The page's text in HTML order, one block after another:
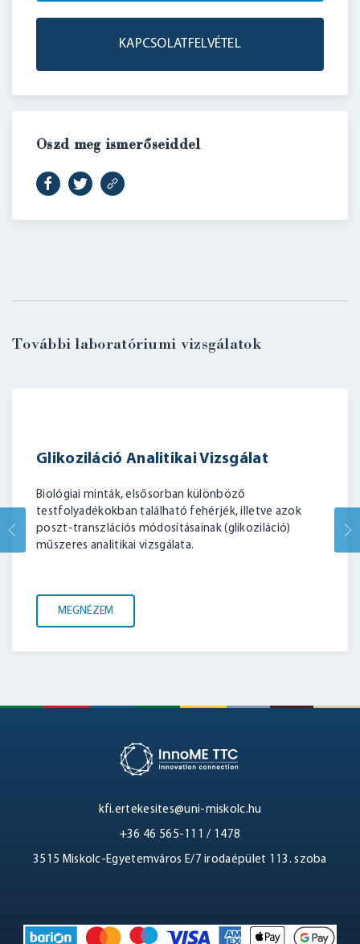
KAPCSOLATFELVÉTEL
Oszd meg ismerőseiddel
További laboratóriumi vizsgálatok
Glikoziláció Analitikai Vizsgálat
Biológiai minták, elsősorban különböző
testfolyadékokban található fehérjék, illetve azok
poszt-transzlációs módosításainak (glikoziláció)
műszeres analitikai vizsgálata.
MEGNÉZEM
kfi.ertekesites@uni-miskolc.hu
+36 46 565-111 / 1478
3515 Miskolc-Egyetemváros E/7 irodaépület 113. szoba